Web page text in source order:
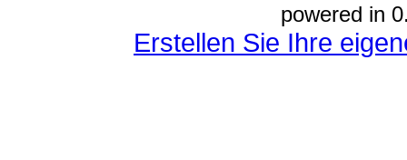
powered in
Erstellen Sie Ihre